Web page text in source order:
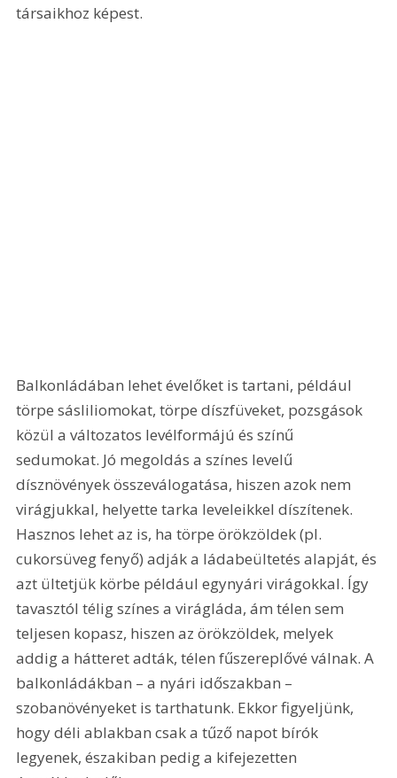
társaikhoz képest.
Balkonládában lehet évelőket is tartani, például
törpe sásliliomokat, törpe díszfüveket, pozsgások
közül a változatos levélformájú és színű
sedumokat. Jó megoldás a színes levelű
dísznövények összeválogatása, hiszen azok nem
virágjukkal, helyette tarka leveleikkel díszítenek.
Hasznos lehet az is, ha törpe örökzöldek (pl.
cukorsüveg fenyő) adják a ládabeültetés alapját, és
azt ültetjük körbe például egynyári virágokkal. Így
tavasztól télig színes a virágláda, ám télen sem
teljesen kopasz, hiszen az örökzöldek, melyek
addig a hátteret adták, télen fűszereplővé válnak. A
balkonládákban – a nyári időszakban –
szobanövényeket is tarthatunk. Ekkor figyeljünk,
hogy déli ablakban csak a tűző napot bírók
legyenek, északiban pedig a kifejezetten